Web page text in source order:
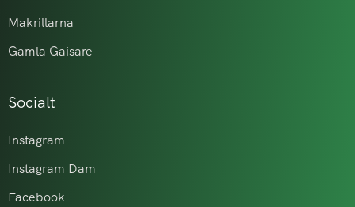
Makrillarna
Gamla Gaisare
Socialt
Instagram
Instagram Dam
Facebook